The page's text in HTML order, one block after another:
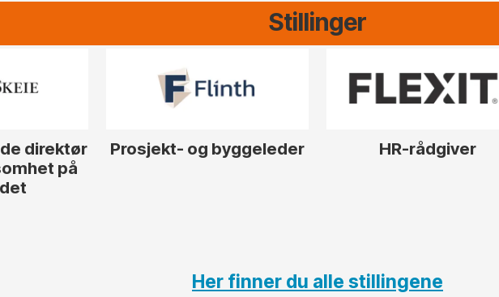
Stillinger
direktør
på
Prosjekt- og byggeleder HR-rådgiver
Her finner du alle stillingene